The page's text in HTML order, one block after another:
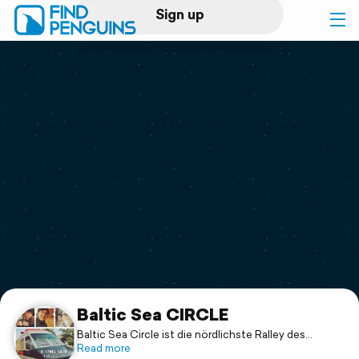
Sign up
Log in
Print a book
Flyover video
Support
Baltic Sea CIRCLE
Baltic Sea Circle ist die nördlichste Ralley des
Erdballs. Wir fahren 7500km. Dabei ist uns besonders
Read more